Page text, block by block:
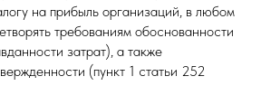
на прибыль организаций, в любом
требованиям обоснованности
затрат), а также
(пункт 1 статьи 252